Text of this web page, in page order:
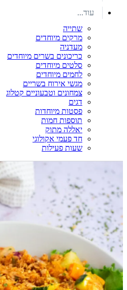
עוד...
שתייה
מרקים מיוחדים
מעדניה
כריכונים בשרים מיוחדים
סלטים מיוחדים
לחמים מיוחדים
מגשי אירוח בשריים
צמחונים וטבעוניים קטלוג
דגים
פסטות מיוחדות
תוספות חמות
יאללה מתוק
חד פעמי אקולוגי
שעות פעילות